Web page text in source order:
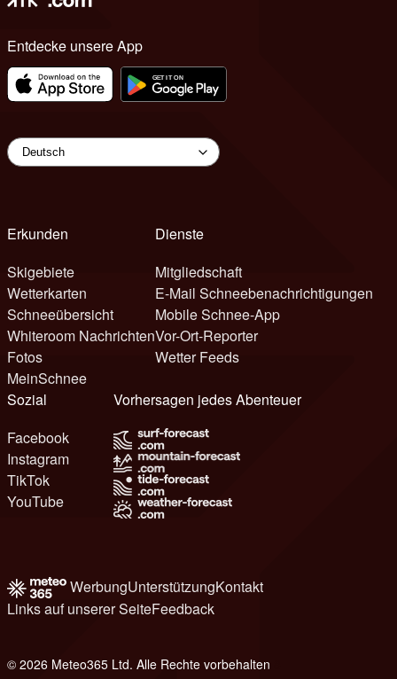
Entdecke unsere App
Erkunden
Skigebiete
Wetterkarten
Schneeübersicht
Whiteroom Nachrichten
Fotos
MeinSchnee
Dienste
Mitgliedschaft
E-Mail Schneebenachrichtigungen
Mobile Schnee-App
Vor-Ort-Reporter
Wetter Feeds
Sozial
Facebook
Instagram
TikTok
YouTube
Vorhersagen jedes Abenteuer
WerbungUnterstützungKontakt
Links auf unserer SeiteFeedback
© 2026 Meteo365 Ltd. Alle Rechte vorbehalten